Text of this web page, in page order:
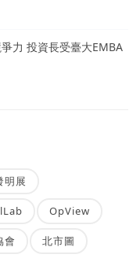
力 投資長受臺大EMBA
明展
OpView
會 北市圖